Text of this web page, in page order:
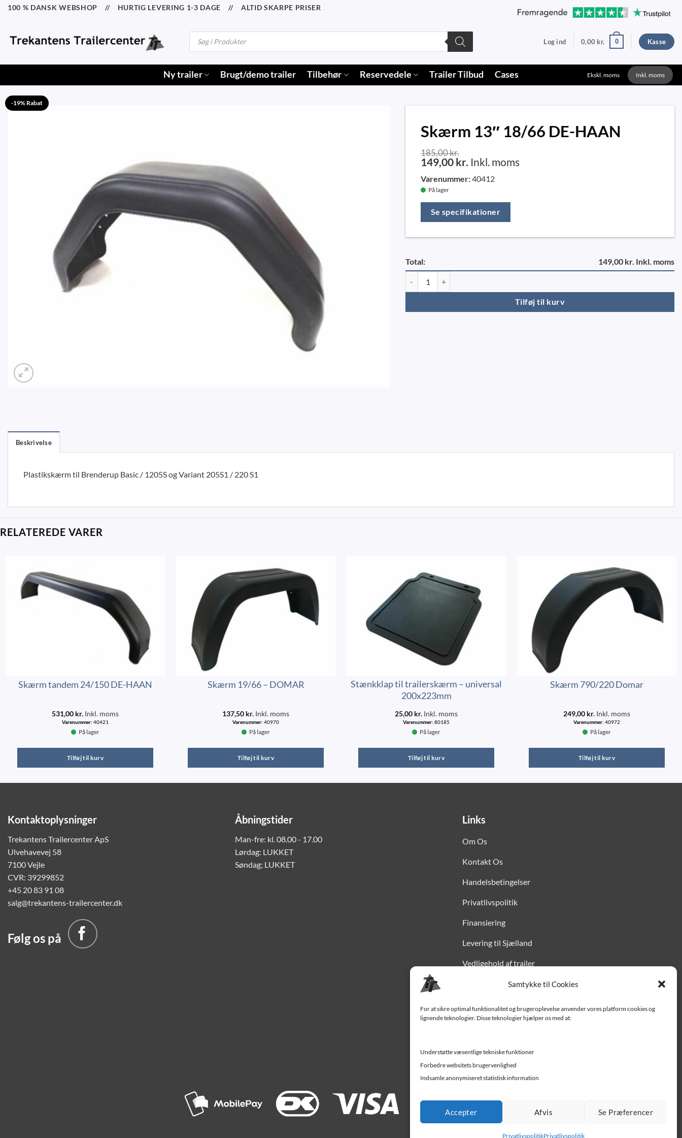
Samtykke til Cookies
For at sikre optimal funktionalitet og brugeroplevelse anvender vores platform cookies og
lignende teknologier. Disse teknologier hjælper os med at:
Understøtte væsentlige tekniske funktioner
Forbedre websitets brugervenlighed
Indsamle anonymiseret statistisk information
Accepter Afvis Se Præferencer
PrivatlivspolitikPrivatlivspolitik
Fortsæt
100 % DANSK WEBSHOP // HURTIG LEVERING 1-3 DAGE // ALTID SKARPE PRISER
Products
search
Log ind 0,00 kr. 0 Kasse
Ny trailer Brugt/demo trailer Tilbehør Reservedele Trailer Tilbud Cases Ekskl. moms Inkl. moms
-19% Rabat
Skærm 13″ 18/66 DE-HAAN
185,00kr.
149,00 kr. Inkl. moms
Varenummer:40412
På lager
Se specifikationer
Total: 149,00 kr. Inkl. moms
Tilføj til kurv
Beskrivelse
Plastikskærm til Brenderup Basic / 1205S og Variant 205S1 / 220 S1
RELATEREDE VARER
Skærm tandem 24/150 DE-HAAN
531,00 kr. Inkl. moms
Varenummer: 40421
På lager
Tilføj til kurv
Skærm 19/66 – DOMAR
137,50 kr. Inkl. moms
Varenummer: 40970
På lager
Tilføj til kurv
Stænkklap til trailerskærm – universal
200x223mm
25,00 kr. Inkl. moms
Varenummer: 80185
På lager
Tilføj til kurv
Skærm 790/220 Domar
249,00 kr. Inkl. moms
Varenummer: 40972
På lager
Tilføj til kurv
Kontaktoplysninger
Trekantens Trailercenter ApS
Ulvehavevej 58
7100 Vejle
CVR: 39299852
+45 20 83 91 08
salg@trekantens-trailercenter.dk
Følg os på
Åbningstider
Man-fre: kl. 08.00 - 17.00
Lørdag: LUKKET
Søndag; LUKKET
Links
Om Os
Kontakt Os
Handelsbetingelser
Privatlivspolitik
Finansiering
Levering til Sjælland
Vedligehold af trailer
Trailer-hjælp og FAQ
Job/ledige stillinger